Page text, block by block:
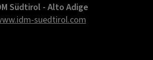
Südtirol - Alto Adige
suedtirol.com